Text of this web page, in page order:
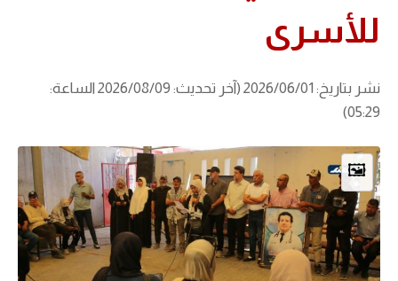
للأسرى
نشر بتاريخ: 2026/06/01 (آخر تحديث: 2026/08/09 الساعة:
05:29)
🖼️